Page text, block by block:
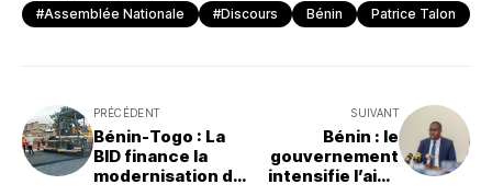
#Assemblée Nationale #Discours Bénin Patrice Talon
PRÉCÉDENT
Bénin-Togo : La
BID finance la
modernisation de
SUIVANT
Bénin : le
gouvernement
intensifie l’aide